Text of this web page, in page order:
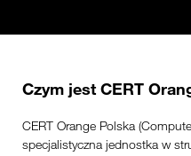
Czym jest CERT
CERT Orange Polska
specjalistyczna jednostka w